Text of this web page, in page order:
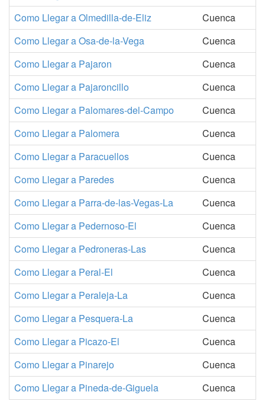
Como Llegar a Olmedilla-de-Eliz
Cuenca
Como Llegar a Osa-de-la-Vega
Cuenca
Como Llegar a Pajaron
Cuenca
Como Llegar a Pajaroncillo
Cuenca
Como Llegar a Palomares-del-Campo
Cuenca
Como Llegar a Palomera
Cuenca
Como Llegar a Paracuellos
Cuenca
Como Llegar a Paredes
Cuenca
Como Llegar a Parra-de-las-Vegas-La
Cuenca
Como Llegar a Pedernoso-El
Cuenca
Como Llegar a Pedroneras-Las
Cuenca
Como Llegar a Peral-El
Cuenca
Como Llegar a Peraleja-La
Cuenca
Como Llegar a Pesquera-La
Cuenca
Como Llegar a Picazo-El
Cuenca
Como Llegar a Pinarejo
Cuenca
Como Llegar a Pineda-de-Giguela
Cuenca